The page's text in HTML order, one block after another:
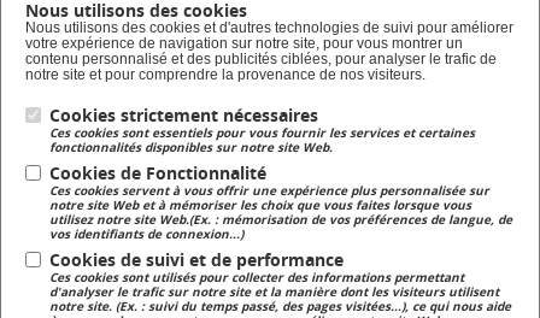
Formation en alternance
Taxe d'apprentissage
Lycée Privé
Formation Scolaire
Formation Continue
Formation continue pour adulte
Magasin
Nous utilisons des cookies
Nous utilisons des cookies et d'autres technologies de suivi pour améliorer
votre expérience de navigation sur notre site, pour vous montrer un
contenu personnalisé et des publicités ciblées, pour analyser le trafic de
notre site et pour comprendre la provenance de nos visiteurs.
Cookies strictement nécessaires
Ces cookies sont essentiels pour vous fournir les services et certaines
fonctionnalités disponibles sur notre site Web.
Cookies de Fonctionnalité
Ces cookies servent à vous offrir une expérience plus personnalisée sur
notre site Web et à mémoriser les choix que vous faites lorsque vous
utilisez notre site Web.(Ex. : mémorisation de vos préférences de langue, de
vos identifiants de connexion...)
Cookies de suivi et de performance
Ces cookies sont utilisés pour collecter des informations permettant
d'analyser le trafic sur notre site et la manière dont les visiteurs utilisent
notre site. (Ex. : suivi du temps passé, des pages visitées...), ce qui nous aide